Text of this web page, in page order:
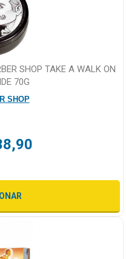
SHOP TAKE A WALK ON
70G
SHOP